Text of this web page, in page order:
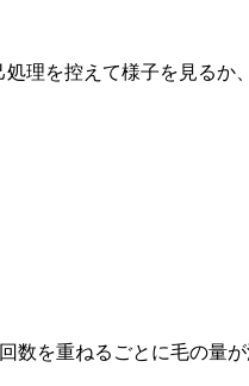
理を控えて様子を見るか
数を重ねるごとに毛の量が